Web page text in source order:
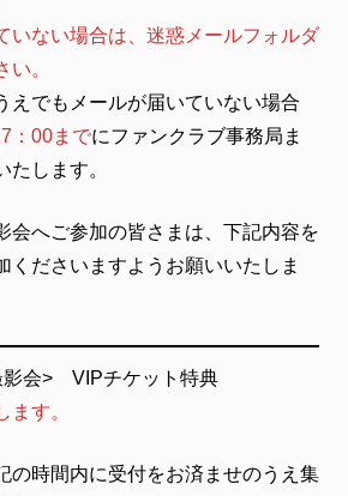
いない場合は、迷惑メールフォルダ
い。
えでもメールが届いていない場合
：00までにファンクラブ事務局ま
たします。
会へご参加の皆さまは、下記内容を
くださいますようお願いいたしま
影会> VIPチケット特典
ます。
の時間内に受付をお済ませのうえ集